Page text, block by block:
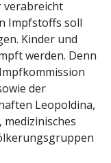
verabreicht
Impfstoffs soll
Kinder und
werden. Denn
der
Leopoldina,